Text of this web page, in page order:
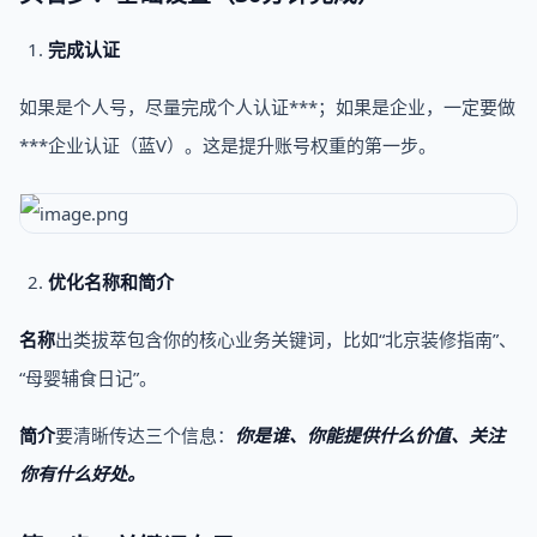
完成认证
如果是个人号，尽量完成个人认证***；如果是企业，⼀定要做
***企业认证（蓝V）。这是提升账号权重的第⼀步。
优化名称和简介
名称出类拔萃包含你的核心业务关键词，比如“北京装修指南”、
“母婴辅食日记”。
简介要清晰传达三个信息： 你是谁、你能提供什么价值、关注
你有什么好处。